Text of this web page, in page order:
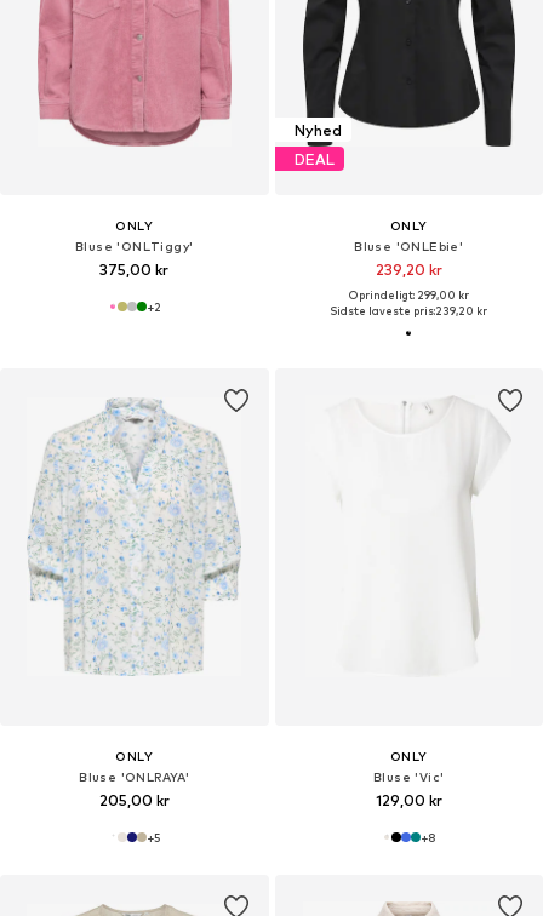
ONLY
Bluse 'ONLTiggy'
375,00 kr
+2
Nyhed
DEAL
ONLY
Bluse 'ONLEbie'
239,20 kr
Oprindeligt: 299,00 kr
Sidste laveste pris:239,20 kr
ONLY
Bluse 'ONLRAYA'
205,00 kr
+5
ONLY
Bluse 'Vic'
129,00 kr
+8